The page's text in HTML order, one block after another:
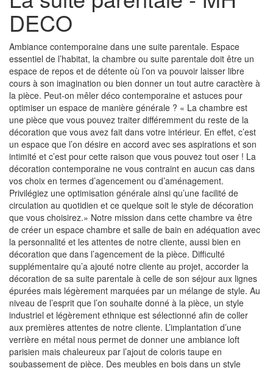
DECO
Ambiance contemporaine dans une suite parentale. Espace
essentiel de l’habitat, la chambre ou suite parentale doit être un
espace de repos et de détente où l’on va pouvoir laisser libre
cours à son imagination ou bien donner un tout autre caractère à
la pièce. Peut-on mêler déco contemporaine et astuces pour
optimiser un espace de manière générale ? « La chambre est
une pièce que vous pouvez traiter différemment du reste de la
décoration que vous avez fait dans votre intérieur. En effet, c’est
un espace que l’on désire en accord avec ses aspirations et son
intimité et c’est pour cette raison que vous pouvez tout oser ! La
décoration contemporaine ne vous contraint en aucun cas dans
vos choix en termes d’agencement ou d’aménagement.
Privilégiez une optimisation générale ainsi qu’une facilité de
circulation au quotidien et ce quelque soit le style de décoration
que vous choisirez.» Notre mission dans cette chambre va être
de créer un espace chambre et salle de bain en adéquation avec
la personnalité et les attentes de notre cliente, aussi bien en
décoration que dans l’agencement de la pièce. Difficulté
supplémentaire qu’a ajouté notre cliente au projet, accorder la
décoration de sa suite parentale à celle de son séjour aux lignes
épurées mais légèrement marquées par un mélange de style. Au
niveau de l’esprit que l’on souhaite donné à la pièce, un style
industriel et légèrement ethnique est sélectionné afin de coller
aux premières attentes de notre cliente. L’implantation d’une
verrière en métal nous permet de donner une ambiance loft
parisien mais chaleureux par l’ajout de coloris taupe en
soubassement de pièce. Des meubles en bois dans un style